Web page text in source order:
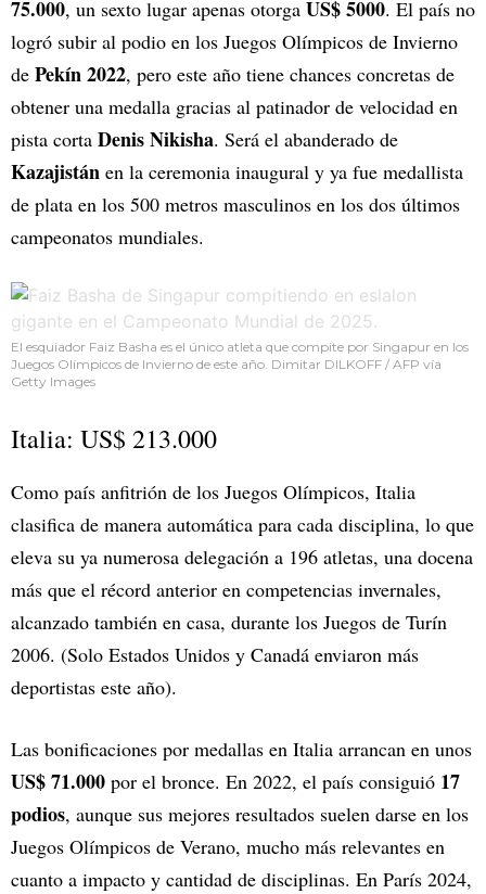
75.000, un sexto lugar apenas otorga US$ 5000. El país no
logró subir al podio en los Juegos Olímpicos de Invierno
de Pekín 2022, pero este año tiene chances concretas de
obtener una medalla gracias al patinador de velocidad en
pista corta Denis Nikisha. Será el abanderado de
Kazajistán en la ceremonia inaugural y ya fue medallista
de plata en los 500 metros masculinos en los dos últimos
campeonatos mundiales.
El esquiador Faiz Basha es el único atleta que compite por Singapur en los
Juegos Olímpicos de Invierno de este año. Dimitar DILKOFF / AFP vía
Getty Images
Italia: US$ 213.000
Como país anfitrión de los Juegos Olímpicos, Italia
clasifica de manera automática para cada disciplina, lo que
eleva su ya numerosa delegación a 196 atletas, una docena
más que el récord anterior en competencias invernales,
alcanzado también en casa, durante los Juegos de Turín
2006. (Solo Estados Unidos y Canadá enviaron más
deportistas este año).
Las bonificaciones por medallas en Italia arrancan en unos
US$ 71.000 por el bronce. En 2022, el país consiguió 17
podios, aunque sus mejores resultados suelen darse en los
Juegos Olímpicos de Verano, mucho más relevantes en
cuanto a impacto y cantidad de disciplinas. En París 2024,